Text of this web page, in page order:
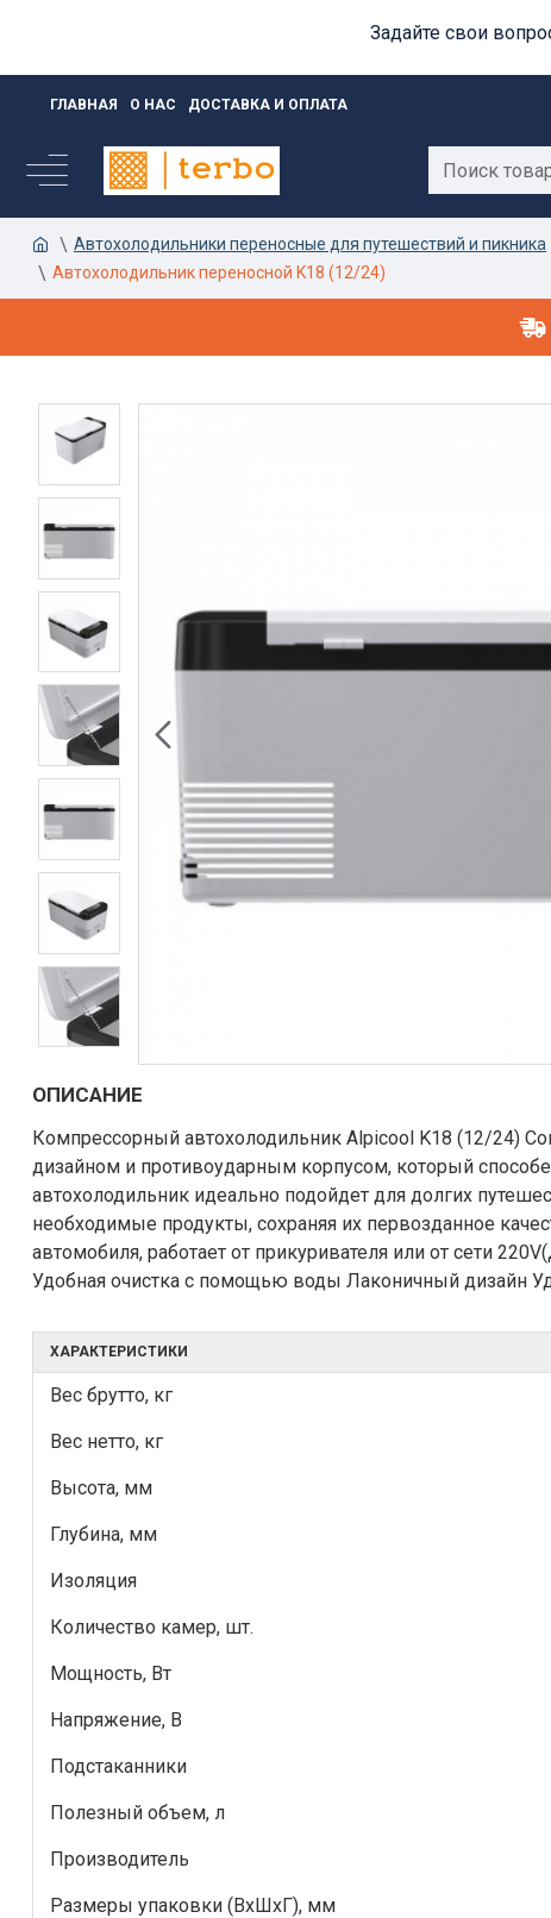
Задайте свои
ГЛАВНАЯ О НАС ДОСТАВКА И ОПЛАТА
Автохолодильники переносные для путешествий и пикника
Автохолодильник переносной K18 (12/24)
ОПИСАНИЕ
Компрессорный автохолодильник Alpicool K18 (12/24)
дизайном и противоударным корпусом, который
автохолодильник идеально подойдет для долгих
необходимые продукты, сохраняя их первозданное
автомобиля, работает от прикуривателя или от сети
Удобная очистка с помощью воды Лаконичный дизайн
ХАРАКТЕРИСТИКИ
Вес брутто, кг
Вес нетто, кг
Высота, мм
Глубина, мм
Изоляция
Количество камер, шт.
Мощность, Вт
Напряжение, В
Подстаканники
Полезный объем, л
Производитель
Размеры упаковки (ВxШxГ), мм